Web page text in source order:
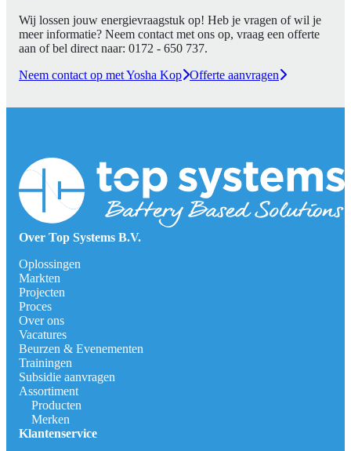
Wij lossen jouw energievraagstuk op! Heb je vragen of wil je
meer informatie? Neem contact met ons op, vraag een offerte
aan of bel direct naar: 0172 - 650 737.
Neem contact op met Yosha Kop Offerte aanvragen
Over Top Systems B.V.
Oplossingen
Markten
Projecten
Proces
Over ons
Vacatures
Beurzen & Evenementen
Trainingen
Subsidie aanvragen
Assortiment
Producten
Merken
Klantenservice